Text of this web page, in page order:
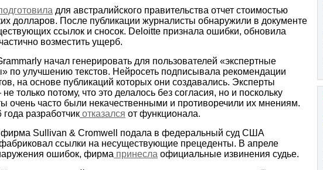
для австралийского правительства отчет стоимостью
долларов. После публикации журналисты обнаружили в документе
ссылок и сносок. Deloitte признала ошибки, обновила
возместить ущерб.
начал генерировать для пользователей «экспертные
по улучшению текстов. Нейросеть подписывала рекомендации
на основе публикаций которых они создавались. Эксперты
только потому, что это делалось без согласия, но и поскольку
очень часто были некачественными и противоречили их мнениям.
разработчик отказался от функционала.
фирма Sullivan & Cromwell подала в федеральный суд США
ссылки на несуществующие прецеденты. В апреле
ошибок, фирма принесла официальные извинения судье.